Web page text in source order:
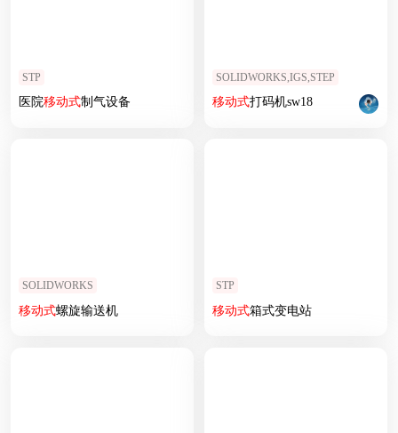
STP
医院移动式制气设备
SOLIDWORKS,IGS,STEP
移动式打码机sw18
SOLIDWORKS
移动式螺旋输送机
STP
移动式箱式变电站